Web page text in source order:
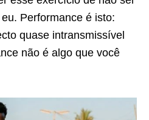
Performance é isto:
quase intransmissível
não é algo que você